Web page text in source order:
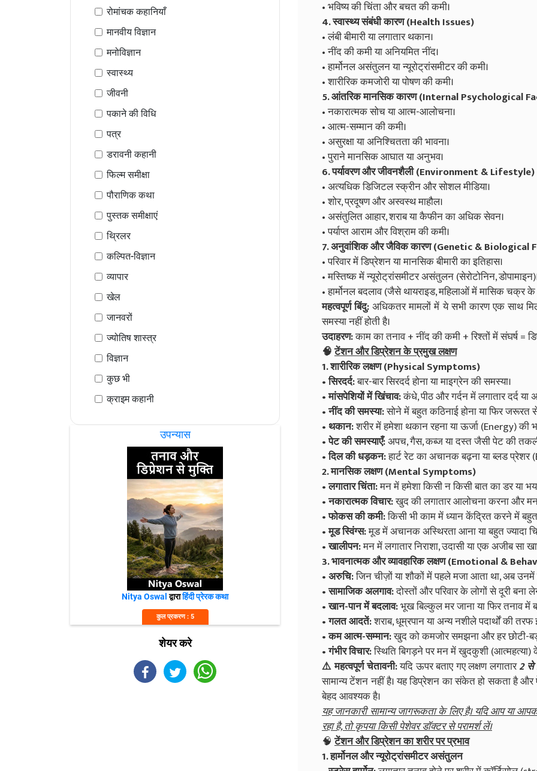
रोमांचक कहानियाँ
मानवीय विज्ञान
मनोविज्ञान
स्वास्थ्य
जीवनी
पकाने की विधि
पत्र
डरावनी कहानी
फिल्म समीक्षा
पौराणिक कथा
पुस्तक समीक्षाएं
थ्रिलर
कल्पित-विज्ञान
व्यापार
खेल
जानवरों
ज्योतिष शास्त्र
विज्ञान
कुछ भी
क्राइम कहानी
उपन्यास
Nitya Oswalद्वाराहिंदी प्रेरक कथा
कुल प्रकरण : 5
शेयर करे
• भविष्य की चिंता और बचत की कमी।
4. स्वास्थ्य संबंधी कारण (Health Issues)
• लंबी बीमारी या लगातार थकान।
• नींद की कमी या अनियमित नींद।
• हार्मोनल असंतुलन या न्यूरोट्रांसमीटर की कमी।
• शारीरिक कमजोरी या पोषण की कमी।
5. आंतरिक मानसिक कारण (Internal Psychological
• नकारात्मक सोच या आत्म-आलोचना।
• आत्म-सम्मान की कमी।
• असुरक्षा या अनिश्चितता की भावना।
• पुराने मानसिक आघात या अनुभव।
6. पर्यावरण और जीवनशैली (Environment & Lifestyle)
• अत्यधिक डिजिटल स्क्रीन और सोशल मीडिया।
• शोर, प्रदूषण और अस्वस्थ माहौल।
• असंतुलित आहार, शराब या कैफीन का अधिक सेवन।
• पर्याप्त आराम और विश्राम की कमी।
7. अनुवांशिक और जैविक कारण (Genetic & Biological
• परिवार में डिप्रेशन या मानसिक बीमारी का इतिहास।
• मस्तिष्क में न्यूरोट्रांसमीटर असंतुलन (सेरोटोनिन,
• हार्मोनल बदलाव (जैसे थायराइड, महिलाओं में मासिक चक्र के
महत्वपूर्ण बिंदु:अधिकतर मामलों में ये सभी कारण एक साथ
समस्या नहीं होती है।
उदाहरण:काम का तनाव + नींद की कमी + रिश्तों में संघर्ष =
🧠टेंशन और डिप्रेशन के प्रमुख लक्षण
1. शारीरिक लक्षण (Physical Symptoms)
• सिरदर्द:बार-बार सिरदर्द होना या माइग्रेन की समस्या।
• मांसपेशियों में खिंचाव:कंधे, पीठ और गर्दन में लगातार दर्द
• नींद की समस्या:सोने में बहुत कठिनाई होना या फिर जरूरत
• थकान:शरीर में हमेशा थकान रहना या ऊर्जा (Energy) की
• पेट की समस्याएँ:अपच, गैस, कब्ज या दस्त जैसी पेट की
• दिल की धड़कन:हार्ट रेट का अचानक बढ़ना या ब्लड प्रेशर
2. मानसिक लक्षण (Mental Symptoms)
• लगातार चिंता:मन में हमेशा किसी न किसी बात का डर या
• नकारात्मक विचार:खुद की लगातार आलोचना करना और मन
• फोकस की कमी:किसी भी काम में ध्यान केंद्रित करने में बहुत
• मूड स्विंग्स:मूड में अचानक अस्थिरता आना या बहुत ज्यादा
• खालीपन:मन में लगातार निराशा, उदासी या एक अजीब सा
3. भावनात्मक और व्यावहारिक लक्षण (Emotional &
• अरुचि:जिन चीज़ों या शौकों में पहले मजा आता था, अब
• सामाजिक अलगाव:दोस्तों और परिवार के लोगों से दूरी बना
• खान-पान में बदलाव:भूख बिल्कुल मर जाना या फिर तनाव में
• गलत आदतें:शराब, धूम्रपान या अन्य नशीले पदार्थों की
• कम आत्म-सम्मान:खुद को कमजोर समझना और हर छोटी-
• गंभीर विचार:स्थिति बिगड़ने पर मन में खुदकुशी (आत्महत्या)
⚠️ महत्वपूर्ण चेतावनी:यदि ऊपर बताए गए लक्षण लगातार2 से
सामान्य टेंशन नहीं है। यह डिप्रेशन का संकेत हो सकता है और
बेहद आवश्यक है।
यह जानकारी सामान्य जागरूकता के लिए है। यदि आप या
रहा है, तो कृपया किसी पेशेवर डॉक्टर से परामर्श लें।
🧠टेंशन और डिप्रेशन का शरीर पर प्रभाव
1. हार्मोनल और न्यूरोट्रांसमीटर असंतुलन